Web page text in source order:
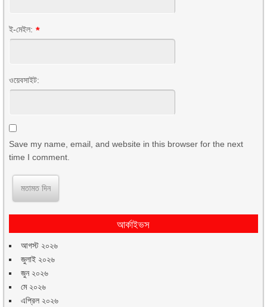
ই-মেইল: *
ওয়েবসাইট:
Save my name, email, and website in this browser for the next
time I comment.
আর্কাইভস
আগস্ট ২০২৬
জুলাই ২০২৬
জুন ২০২৬
মে ২০২৬
এপ্রিল ২০২৬